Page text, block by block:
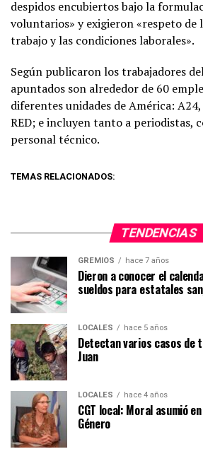
despidos encubiertos bajo la
voluntarios» y exigieron «respeto de
trabajo y las condiciones laborales».
Según publicaron los trabajadores
apuntados son alrededor de 60
diferentes unidades de América:
RED; e incluyen tanto a periodistas,
personal técnico.
TEMAS RELACIONADOS:
TENDENCIAS
GREMIOS hace 7 años
Dieron a conocer el
sueldos para estatales
LOCALES hace 5 años
Detectan varios casos de
Juan
LOCALES hace 4 años
CGT local: Moral asumió
Género